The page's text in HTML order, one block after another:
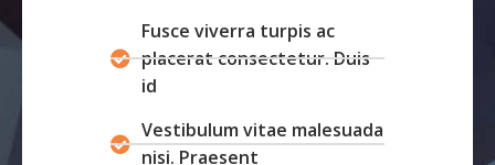
Fusce viverra turpis ac
placerat consectetur. Duis
id
Vestibulum vitae malesuada
nisi. Praesent